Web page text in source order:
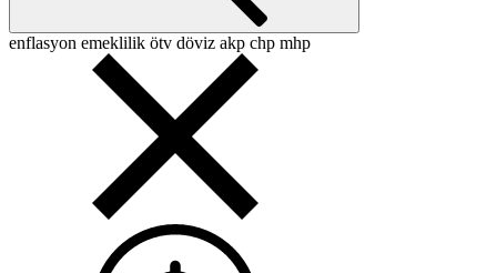
enflasyon emeklilik ötv döviz akp chp mhp